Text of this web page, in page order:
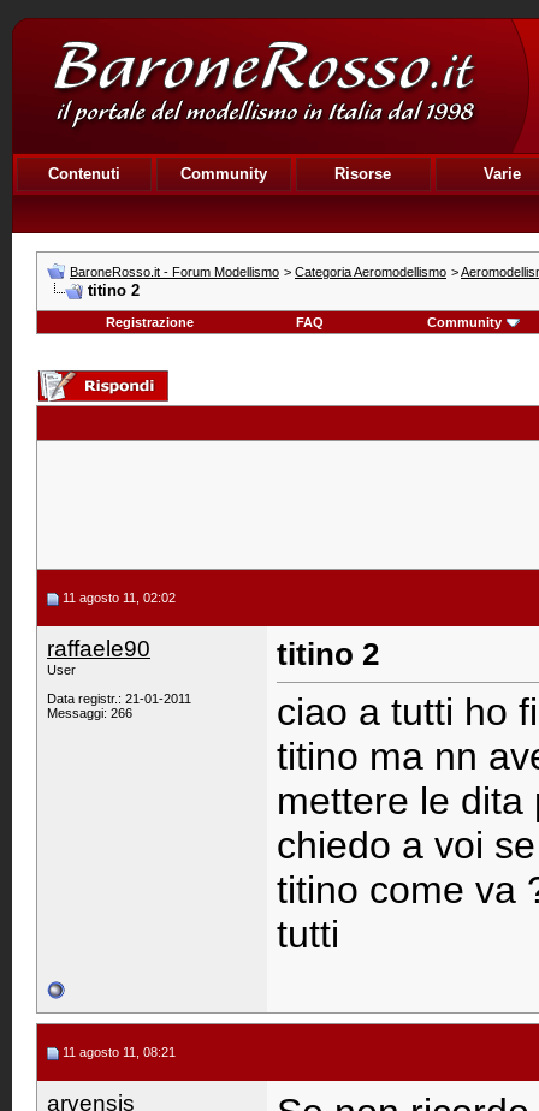
Contenuti Community Risorse Varie
BaroneRosso.it - Forum Modellismo > Categoria Aeromodellismo >
titino 2
Registrazione FAQ Community
11 agosto 11, 02:02
raffaele90
User
Data registr.: 21-01-2011
Messaggi: 266
titino 2
ciao a tutti ho
titino ma nn
mettere le dita
chiedo a voi
titino come va
tutti
11 agosto 11, 08:21
arvensis